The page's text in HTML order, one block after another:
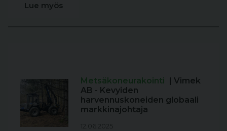
Lue myös
Metsäkoneurakointi
| Vimek
AB - Kevyiden
harvennuskoneiden globaali
markkinajohtaja
12.06.2025